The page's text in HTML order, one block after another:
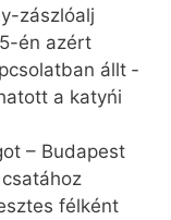
zászlóalj
én azért
állt
a katyńi
– Budapest
félként